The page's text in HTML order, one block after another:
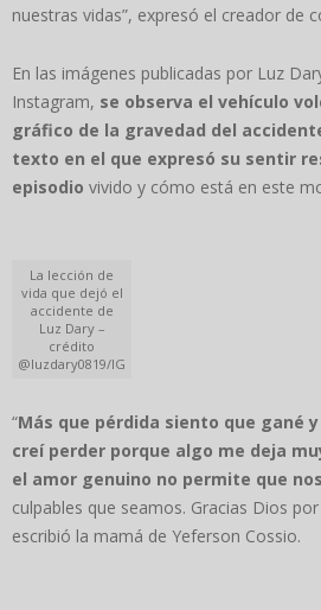
nuestras vidas”, expresó el creador de
En las imágenes publicadas por Luz
Instagram, se observa el vehículo
gráfico de la gravedad del
texto en el que expresó su sentir
episodio vivido y cómo está en este
La lección de
vida que dejó el
accidente de
Luz Dary –
crédito
@luzdary0819/IG
“Más que pérdida siento que gané
creí perder porque algo me deja
el amor genuino no permite que
culpables que seamos. Gracias Dios
escribió la mamá de Yeferson Cossio.